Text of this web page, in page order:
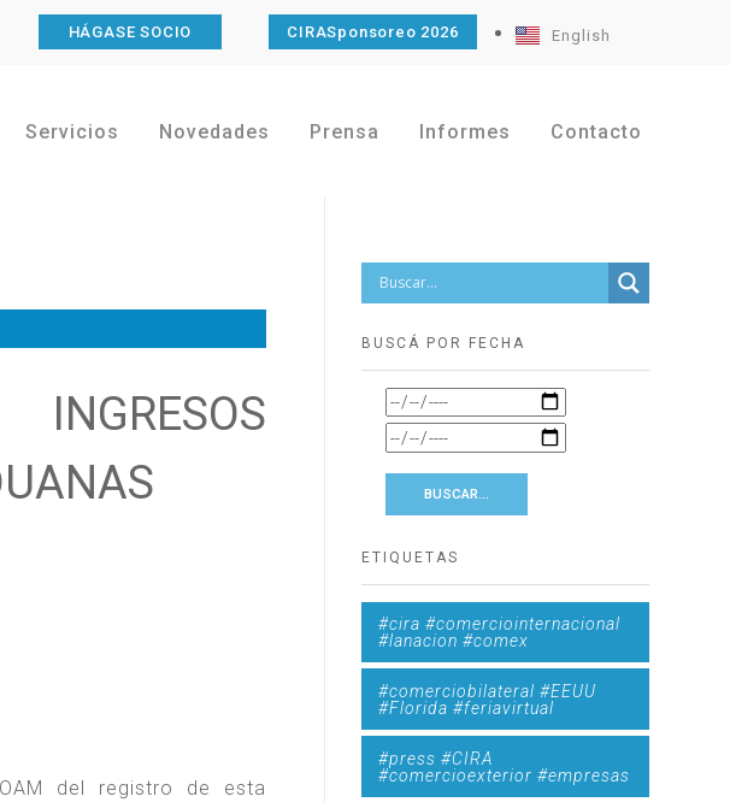
HÁGASE SOCIO CIRASponsoreo 2026 English
Servicios Novedades Prensa Informes Contacto
del registro de esta
BUSCÁ POR FECHA
ETIQUETAS
#cira #comerciointernacional
#lanacion #comex
#comerciobilateral #EEUU
#Florida #feriavirtual
#press #CIRA
#comercioexterior #empresas